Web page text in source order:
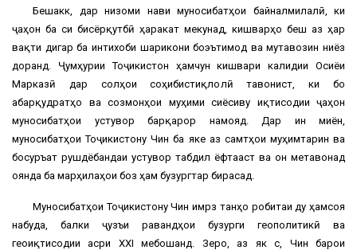
Бешакк, дар низоми нави муносибатҳои байналмилалӣ, ки
ҷаҳон ба сӯи бисёрқутбӣ ҳаракат мекунад, кишварҳо беш аз ҳар
вақти дигар ба интихоби шарикони боэътимод ва мутавозин ниёз
доранд. Ҷумҳурии Тоҷикистон ҳамчун кишвари калидии Осиёи
Марказӣ дар солҳои соҳибистиқлолӣ тавонист, ки бо
абарқудратҳо ва созмонҳои муҳими сиёсиву иқтисодии ҷаҳон
муносибатҳои устувор барқарор намояд. Дар ин миён,
муносибатҳои Тоҷикистону Чин ба яке аз самтҳои муҳимтарин ва
босуръат рушдёбандаи устувор табдил ёфтааст ва он метавонад
оянда ба марҳилаҳои боз ҳам бузургтар бирасад.
Муносибатҳои Тоҷикистону Чин имрӯз танҳо робитаи ду ҳамсоя
набуда, балки ҷузъи равандҳои бузурги геополитикӣ ва
геоиқтисодии асри XXI мебошанд. Зеро, аз як сӯ, Чин барои